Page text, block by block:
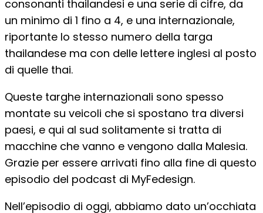
consonanti thailandesi e una serie di cifre, da
un minimo di 1 fino a 4, e una internazionale,
riportante lo stesso numero della targa
thailandese ma con delle lettere inglesi al posto
di quelle thai.
Queste targhe internazionali sono spesso
montate su veicoli che si spostano tra diversi
paesi, e qui al sud solitamente si tratta di
macchine che vanno e vengono dalla Malesia.
Grazie per essere arrivati fino alla fine di questo
episodio del podcast di MyFedesign.
Nell’episodio di oggi, abbiamo dato un’occhiata